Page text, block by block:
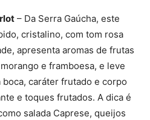
– Da Serra Gaúcha, este
cristalino, com tom rosa
apresenta aromas de frutas
e framboesa, e leve
caráter frutado e corpo
e toques frutados. A dica é
salada Caprese, queijos